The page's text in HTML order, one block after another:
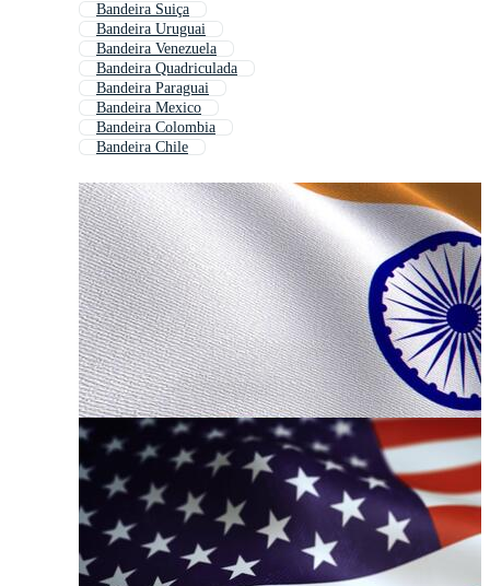
Bandeira Suiça
Bandeira Uruguai
Bandeira Venezuela
Bandeira Quadriculada
Bandeira Paraguai
Bandeira Mexico
Bandeira Colombia
Bandeira Chile